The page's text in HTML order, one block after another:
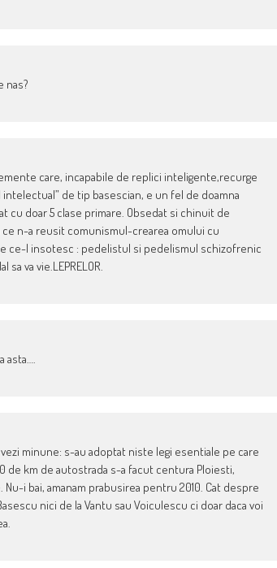
nas?
care, incapabile de replici inteligente,recurge
de tip basescian, e un fel de doamna
cu doar 5 clase primare. Obsedat si chinuit de
ce n-a reusit comunismul-crearea omului cu
ce-l insotesc : pedelistul si pedelismul schizofrenic
va vie.LEPRELOR.
minune: s-au adoptat niste legi esentiale pe care
de km de autostrada s-a facut centura Ploiesti,
i bai, amanam prabusirea pentru 2010. Cat despre
nici de la Vantu sau Voiculescu ci doar daca voi